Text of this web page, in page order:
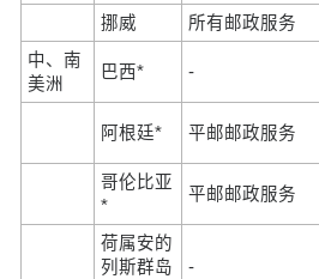
挪威
所有邮政服务
中、南
美洲
巴西* -
阿根廷* 平邮邮政服务
哥伦比亚
*
平邮邮政服务
荷属安的
列斯群岛
-